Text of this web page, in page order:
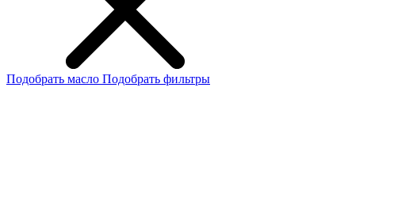
Подобрать масло Подобрать фильтры